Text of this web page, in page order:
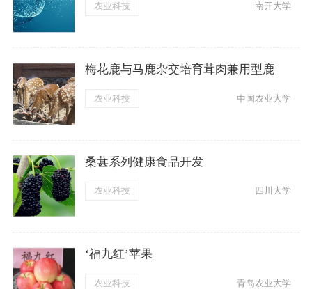
农业科技 南开大学
梅花鹿与马鹿杂交培育茸肉兼用型鹿
农业科技 中国农业大学
桑葚系列健康食品开发
农业科技 四川大学
‘福九红’苹果
农业科技 青岛农业大学